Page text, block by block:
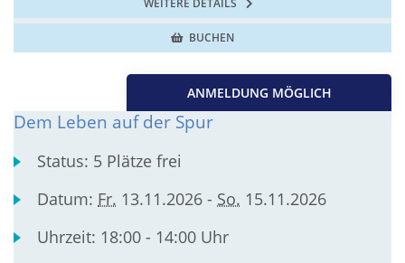
BUCHEN
ANMELDUNG MÖGLICH
Dem Leben auf der Spur
Status: 5 Plätze frei
Datum: Fr. 13.11.2026 - So. 15.11.2026
Uhrzeit: 18:00 - 14:00 Uhr